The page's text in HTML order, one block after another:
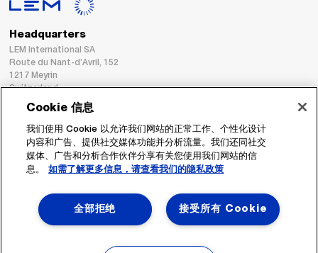
Headquarters
LEM International SA
Route du Nant-d’Avril, 152
1217 Meyrin
Switzerland
Fax : +41 22 794 94 78
Cookie 信息
我们使用 Cookie 以允许我们网站的正常工作、个性化设计
内容和广告、提供社交媒体功能并分析流量。我们还同社交
媒体、广告和分析合作伙伴分享有关您使用我们网站的信
息。
如需了解更多信息，请查看我们的隐私政策
接受所有 Cookie
全部拒绝